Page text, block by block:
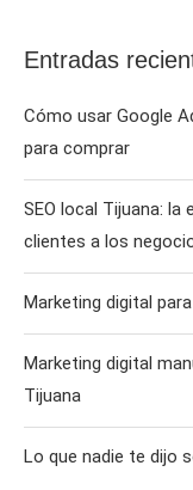
Entradas
Cómo usar Google
para comprar
SEO local Tijuana:
clientes a los
Marketing digital
Marketing digital
Tijuana
Lo que nadie te dijo